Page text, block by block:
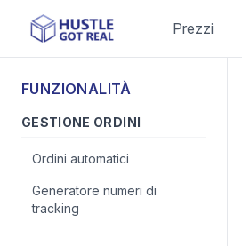
Prezzi
FUNZIONALITÀ
GESTIONE ORDINI
Ordini automatici
Generatore numeri di
tracking